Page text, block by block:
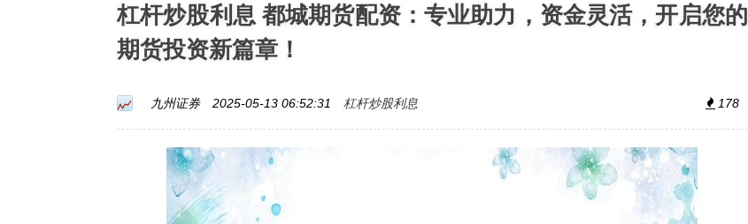
杠杆炒股利息 都城期货配资：专业助力，资金灵活，开启您的
期货投资新篇章！
九州证券 2025-05-13 06:52:31 杠杆炒股利息 178